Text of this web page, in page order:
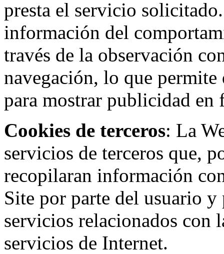
presta el servicio
información del
través de la observación
navegación, lo que
para mostrar publicidad
Cookies de terceros: La
servicios de terceros que,
recopilaran información
Site por parte del usuario
servicios relacionados con
servicios de Internet.